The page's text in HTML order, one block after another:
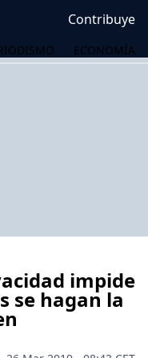
Contribuye
ECONOMÍA
impide
se hagan la